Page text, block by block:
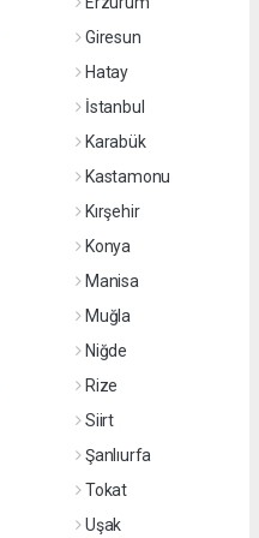
Giresun
Hatay
İstanbul
Karabük
Kastamonu
Kırşehir
Konya
Manisa
Muğla
Niğde
Rize
Siirt
Şanlıurfa
Tokat
Uşak